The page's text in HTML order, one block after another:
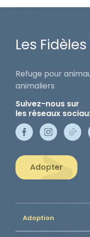
Les
Refuge pour
animaliers
Suivez-nous sur
les réseaux
Adopter
Adoption